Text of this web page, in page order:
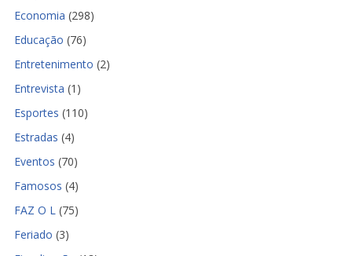
Economia (298)
Educação (76)
Entretenimento (2)
Entrevista (1)
Esportes (110)
Estradas (4)
Eventos (70)
Famosos (4)
FAZ O L (75)
Feriado (3)